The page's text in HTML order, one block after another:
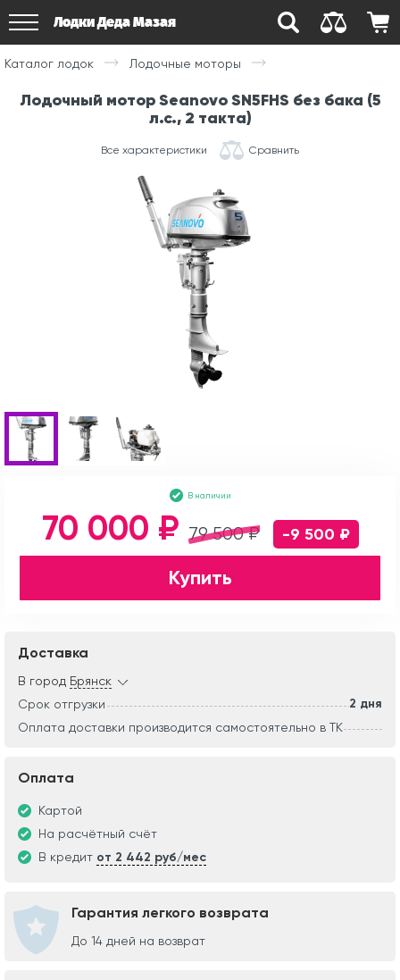
Лодки Деда Мазая
Каталог лодок Лодочные моторы
Лодочный мотор Seanovo SN5FHS без бака (5
л.с., 2 такта)
Все характеристики Сравнить
В наличии
79 500 ₽
70 000 ₽ -9 500 ₽
Купить
Доставка
В город Брянск
Срок отгрузки
2 дня
Оплата доставки производится самостоятельно в ТК
Оплата
Картой
На расчётный счёт
В кредит от 2 442 руб/мес
Гарантия легкого возврата
До 14 дней на возврат